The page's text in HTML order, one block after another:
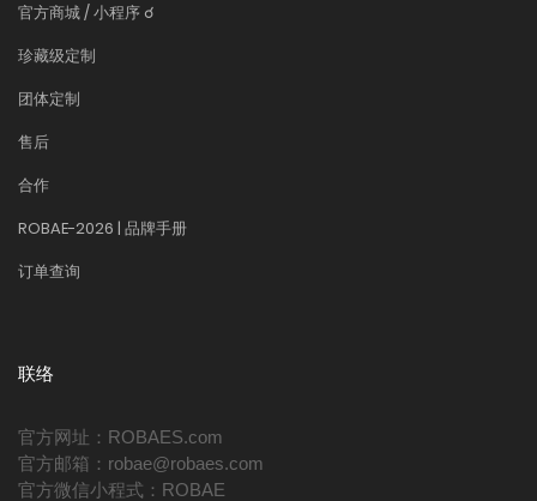
官方商城 / 小程序 ☌
珍藏级定制
团体定制
售后
合作
ROBAE-2026 | 品牌手册
订单查询
联络
官方网址：ROBAES.com
官方邮箱：robae@robaes.com
官方微信小程式：ROBAE